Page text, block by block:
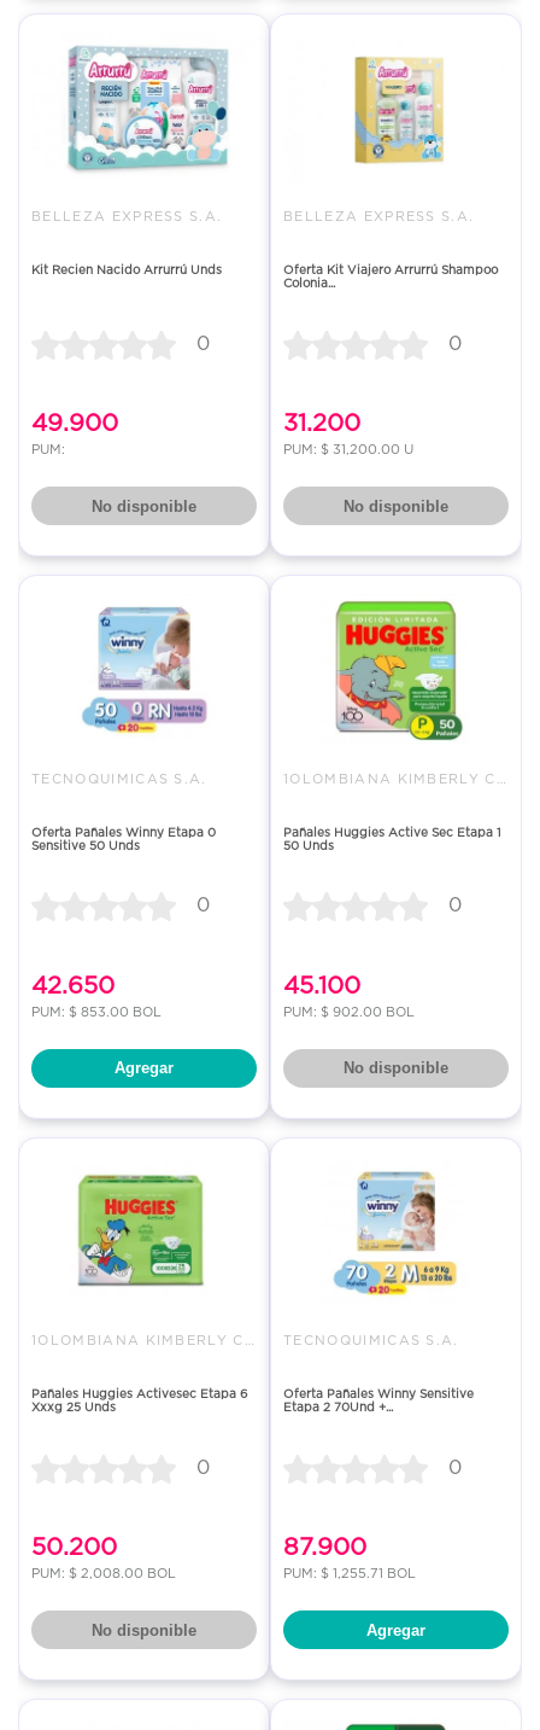
BELLEZA EXPRESS S.A.
Kit Recien Nacido Arrurrú Unds
0
49.900
PUM:
No disponible
BELLEZA EXPRESS S.A.
Oferta Kit Viajero Arrurrú Shampoo
Colonia...
0
31.200
PUM: $ 31,200.00 U
No disponible
TECNOQUIMICAS S.A.
Oferta Pañales Winny Etapa 0
Sensitive 50 Unds
0
42.650
PUM: $ 853.00 BOL
Agregar
Pañales Huggies Active Sec Etapa 1
50 Unds
0
45.100
PUM: $ 902.00 BOL
No disponible
Pañales Huggies Activesec Etapa 6
Xxxg 25 Unds
0
50.200
PUM: $ 2,008.00 BOL
No disponible
TECNOQUIMICAS S.A.
Oferta Pañales Winny Sensitive
Etapa 2 70Und +...
0
87.900
PUM: $ 1,255.71 BOL
Agregar